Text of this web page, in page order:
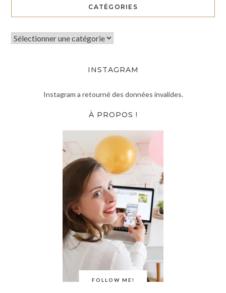
CATÉGORIES
INSTAGRAM
Instagram a retourné des données invalides.
FOLLOW ME!
À PROPOS !